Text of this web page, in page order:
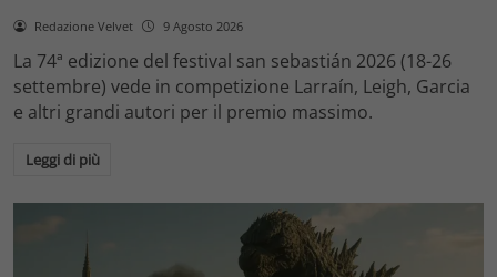
Redazione Velvet 9 Agosto 2026
La 74ª edizione del festival san sebastián 2026 (18-26
settembre) vede in competizione Larraín, Leigh, Garcia
e altri grandi autori per il premio massimo.
Leggi di più